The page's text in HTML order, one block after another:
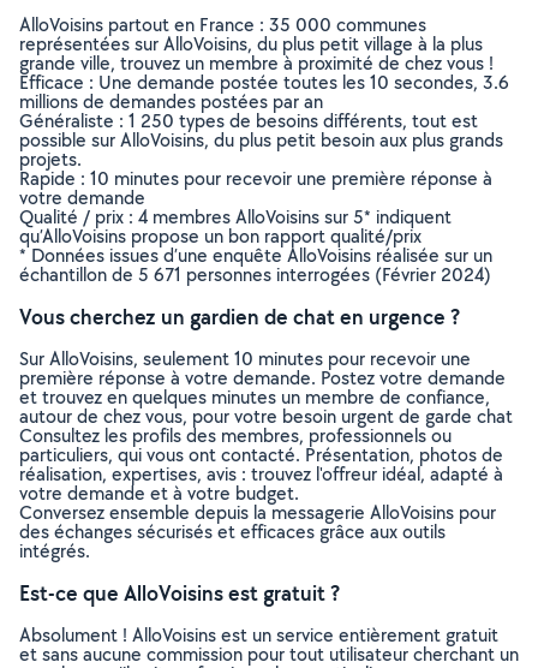
AlloVoisins partout en France : 35 000 communes
représentées sur AlloVoisins, du plus petit village à la plus
grande ville, trouvez un membre à proximité de chez vous !
Efficace : Une demande postée toutes les 10 secondes, 3.6
millions de demandes postées par an
Généraliste : 1 250 types de besoins différents, tout est
possible sur AlloVoisins, du plus petit besoin aux plus grands
projets.
Rapide : 10 minutes pour recevoir une première réponse à
votre demande
Qualité / prix : 4 membres AlloVoisins sur 5* indiquent
qu’AlloVoisins propose un bon rapport qualité/prix
* Données issues d’une enquête AlloVoisins réalisée sur un
échantillon de 5 671 personnes interrogées (Février 2024)
Vous cherchez un gardien de chat en urgence ?
Sur AlloVoisins, seulement 10 minutes pour recevoir une
première réponse à votre demande. Postez votre demande
et trouvez en quelques minutes un membre de confiance,
autour de chez vous, pour votre besoin urgent de garde chat
Consultez les profils des membres, professionnels ou
particuliers, qui vous ont contacté. Présentation, photos de
réalisation, expertises, avis : trouvez l'offreur idéal, adapté à
votre demande et à votre budget.
Conversez ensemble depuis la messagerie AlloVoisins pour
des échanges sécurisés et efficaces grâce aux outils
intégrés.
Est-ce que AlloVoisins est gratuit ?
Absolument ! AlloVoisins est un service entièrement gratuit
et sans aucune commission pour tout utilisateur cherchant un